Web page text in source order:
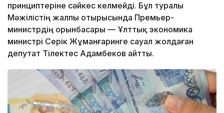
принциптеріне сәйкес келмейді. Бұл туралы
Мәжілістің жалпы отырысында Премьер-
министрдің орынбасары — Ұлттық экономика
министрі Серік Жұманғаринге сауал жолдаған
депутат Тілектес Адамбеков айтты.